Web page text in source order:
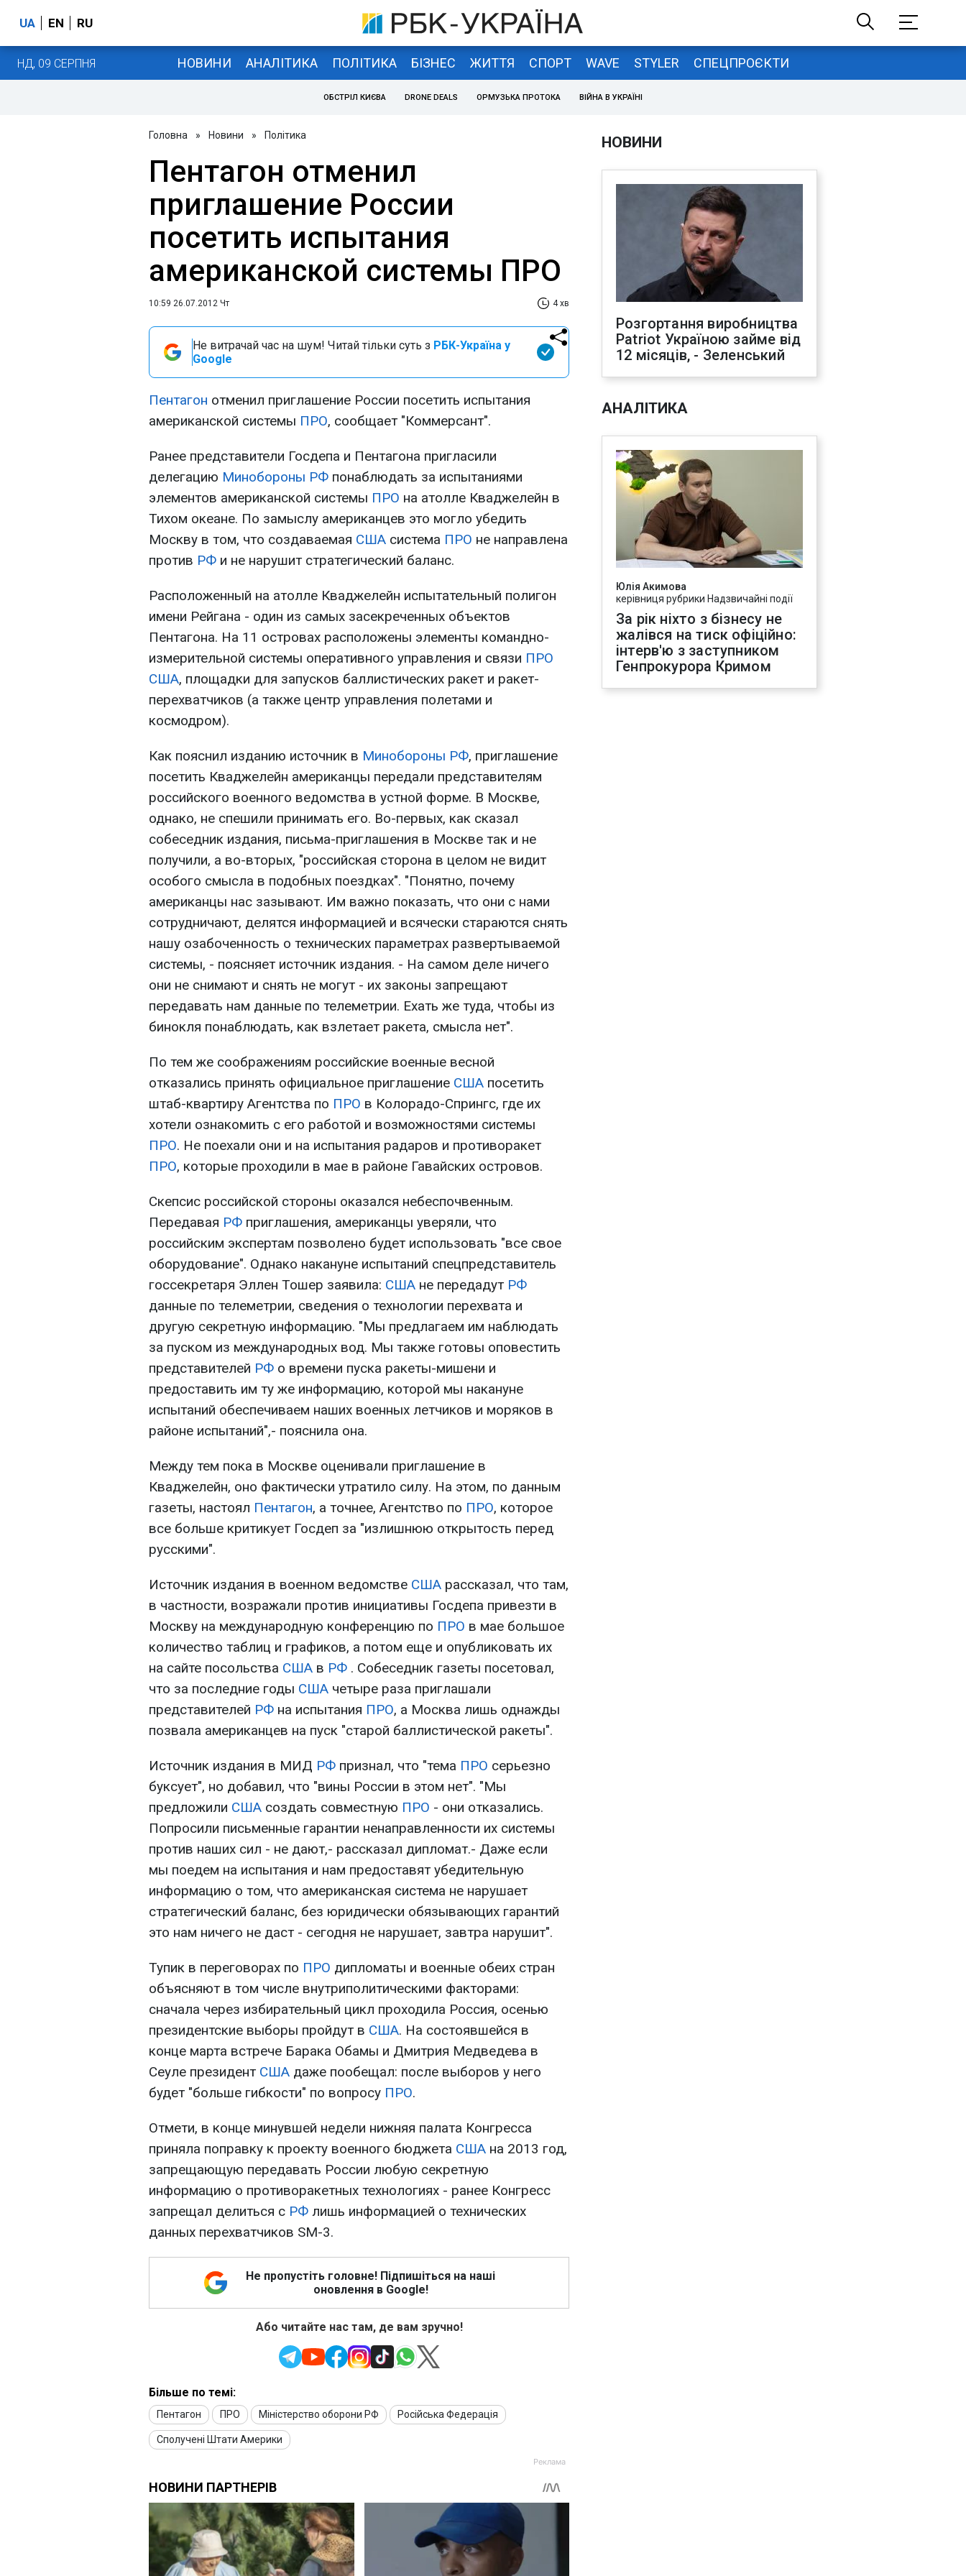
UA EN RU
НД, 09 СЕРПНЯ НОВИНИ АНАЛІТИКА ПОЛІТИКА БІЗНЕС ЖИТТЯ СПОРТ WAVE STYLER СПЕЦПРОЄКТИ
ОБСТРІЛ КИЄВА DRONE DEALS ОРМУЗЬКА ПРОТОКА ВІЙНА В УКРАЇНІ
Головна » Новини » Політика
Пентагон отменил
приглашение России
посетить испытания
американской системы ПРО
10:59 26.07.2012 Чт 4 хв
Не витрачай час на шум! Читай тільки суть з РБК-Україна у
Google
Пентагон отменил приглашение России посетить испытания
американской системы ПРО, сообщает "Коммерсант".
Ранее представители Госдепа и Пентагона пригласили
делегацию Минобороны РФ понаблюдать за испытаниями
элементов американской системы ПРО на атолле Кваджелейн в
Тихом океане. По замыслу американцев это могло убедить
Москву в том, что создаваемая США система ПРО не направлена
против РФ и не нарушит стратегический баланс.
Расположенный на атолле Кваджелейн испытательный полигон
имени Рейгана - один из самых засекреченных объектов
Пентагона. На 11 островах расположены элементы командно-
измерительной системы оперативного управления и связи ПРО
США, площадки для запусков баллистических ракет и ракет-
перехватчиков (а также центр управления полетами и
космодром).
Как пояснил изданию источник в Минобороны РФ, приглашение
посетить Кваджелейн американцы передали представителям
российского военного ведомства в устной форме. В Москве,
однако, не спешили принимать его. Во-первых, как сказал
собеседник издания, письма-приглашения в Москве так и не
получили, а во-вторых, "российская сторона в целом не видит
особого смысла в подобных поездках". "Понятно, почему
американцы нас зазывают. Им важно показать, что они с нами
сотрудничают, делятся информацией и всячески стараются снять
нашу озабоченность о технических параметрах развертываемой
системы, - поясняет источник издания. - На самом деле ничего
они не снимают и снять не могут - их законы запрещают
передавать нам данные по телеметрии. Ехать же туда, чтобы из
бинокля понаблюдать, как взлетает ракета, смысла нет".
По тем же соображениям российские военные весной
отказались принять официальное приглашение США посетить
штаб-квартиру Агентства по ПРО в Колорадо-Спрингс, где их
хотели ознакомить с его работой и возможностями системы
ПРО. Не поехали они и на испытания радаров и противоракет
ПРО, которые проходили в мае в районе Гавайских островов.
Скепсис российской стороны оказался небеспочвенным.
Передавая РФ приглашения, американцы уверяли, что
российским экспертам позволено будет использовать "все свое
оборудование". Однако накануне испытаний спецпредставитель
госсекретаря Эллен Тошер заявила: США не передадут РФ
данные по телеметрии, сведения о технологии перехвата и
другую секретную информацию. "Мы предлагаем им наблюдать
за пуском из международных вод. Мы также готовы оповестить
представителей РФ о времени пуска ракеты-мишени и
предоставить им ту же информацию, которой мы накануне
испытаний обеспечиваем наших военных летчиков и моряков в
районе испытаний",- пояснила она.
Между тем пока в Москве оценивали приглашение в
Кваджелейн, оно фактически утратило силу. На этом, по данным
газеты, настоял Пентагон, а точнее, Агентство по ПРО, которое
все больше критикует Госдеп за "излишнюю открытость перед
русскими".
Источник издания в военном ведомстве США рассказал, что там,
в частности, возражали против инициативы Госдепа привезти в
Москву на международную конференцию по ПРО в мае большое
количество таблиц и графиков, а потом еще и опубликовать их
на сайте посольства США в РФ . Собеседник газеты посетовал,
что за последние годы США четыре раза приглашали
представителей РФ на испытания ПРО, а Москва лишь однажды
позвала американцев на пуск "старой баллистической ракеты".
Источник издания в МИД РФ признал, что "тема ПРО серьезно
буксует", но добавил, что "вины России в этом нет". "Мы
предложили США создать совместную ПРО - они отказались.
Попросили письменные гарантии ненаправленности их системы
против наших сил - не дают,- рассказал дипломат.- Даже если
мы поедем на испытания и нам предоставят убедительную
информацию о том, что американская система не нарушает
стратегический баланс, без юридически обязывающих гарантий
это нам ничего не даст - сегодня не нарушает, завтра нарушит".
Тупик в переговорах по ПРО дипломаты и военные обеих стран
объясняют в том числе внутриполитическими факторами:
сначала через избирательный цикл проходила Россия, осенью
президентские выборы пройдут в США. На состоявшейся в
конце марта встрече Барака Обамы и Дмитрия Медведева в
Сеуле президент США даже пообещал: после выборов у него
будет "больше гибкости" по вопросу ПРО.
Отмети, в конце минувшей недели нижняя палата Конгресса
приняла поправку к проекту военного бюджета США на 2013 год,
запрещающую передавать России любую секретную
информацию о противоракетных технологиях - ранее Конгресс
запрещал делиться с РФ лишь информацией о технических
данных перехватчиков SM-3.
Не пропустіть головне! Підпишіться на наші
оновлення в Google!
Або читайте нас там, де вам зручно!
Більше по темі:
Пентагон ПРО Міністерство оборони РФ Російська Федерація
Сполучені Штати Америки
НОВИНИ
Розгортання виробництва
Patriot Україною займе від
12 місяців, - Зеленський
АНАЛІТИКА
Юлія Акимова
керівниця рубрики Надзвичайні події
За рік ніхто з бізнесу не
жалівся на тиск офіційно:
інтерв'ю з заступником
Генпрокурора Кримом